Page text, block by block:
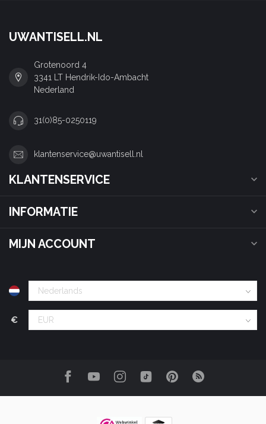
UWANTISELL.NL
Grotenoord 4
3341 LT Hendrik-Ido-Ambacht
Nederland
31(0)85-0250119
klantenservice@uwantisell.nl
KLANTENSERVICE
INFORMATIE
MIJN ACCOUNT
€